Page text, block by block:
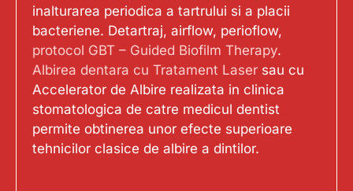
inalturarea periodica a tartrului si a placii
bacteriene. Detartraj, airflow, perioflow,
protocol GBT – Guided Biofilm Therapy.
Albirea dentara cu Tratament Laser sau cu
Accelerator de Albire realizata in clinica
stomatologica de catre medicul dentist
permite obtinerea unor efecte superioare
tehnicilor clasice de albire a dintilor.